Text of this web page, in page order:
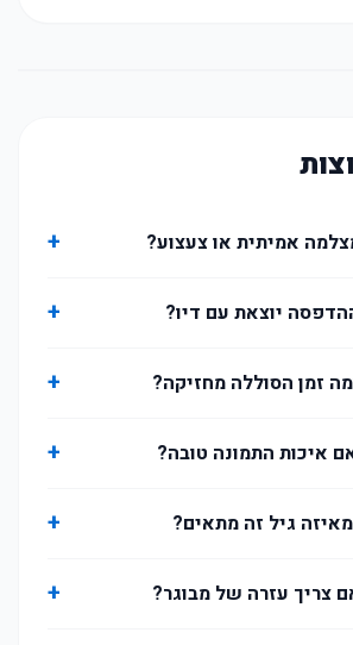
אמיתית או צעצוע? +
יוצאת עם דיו? +
זמן הסוללה מחזיקה? +
איכות התמונה טובה? +
מאיזה גיל זה מתאים? +
צריך עזרה של מבוגר? +